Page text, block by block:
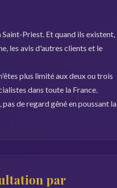
Priest. Et quand ils existent,
les avis d'autres clients et le
plus limité aux deux ou trois
dans toute la France.
de regard gêné en poussant la
par